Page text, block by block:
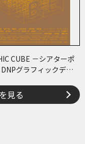
CUBE －シアターポ
グラフィックデザ
見る